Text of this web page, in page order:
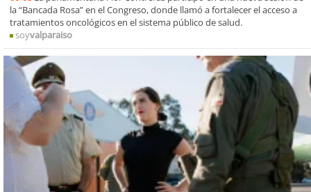
la “Bancada Rosa” en el Congreso, donde llamó a fortalecer el acceso a
tratamientos oncológicos en el sistema público de salud.
soyvalparaiso